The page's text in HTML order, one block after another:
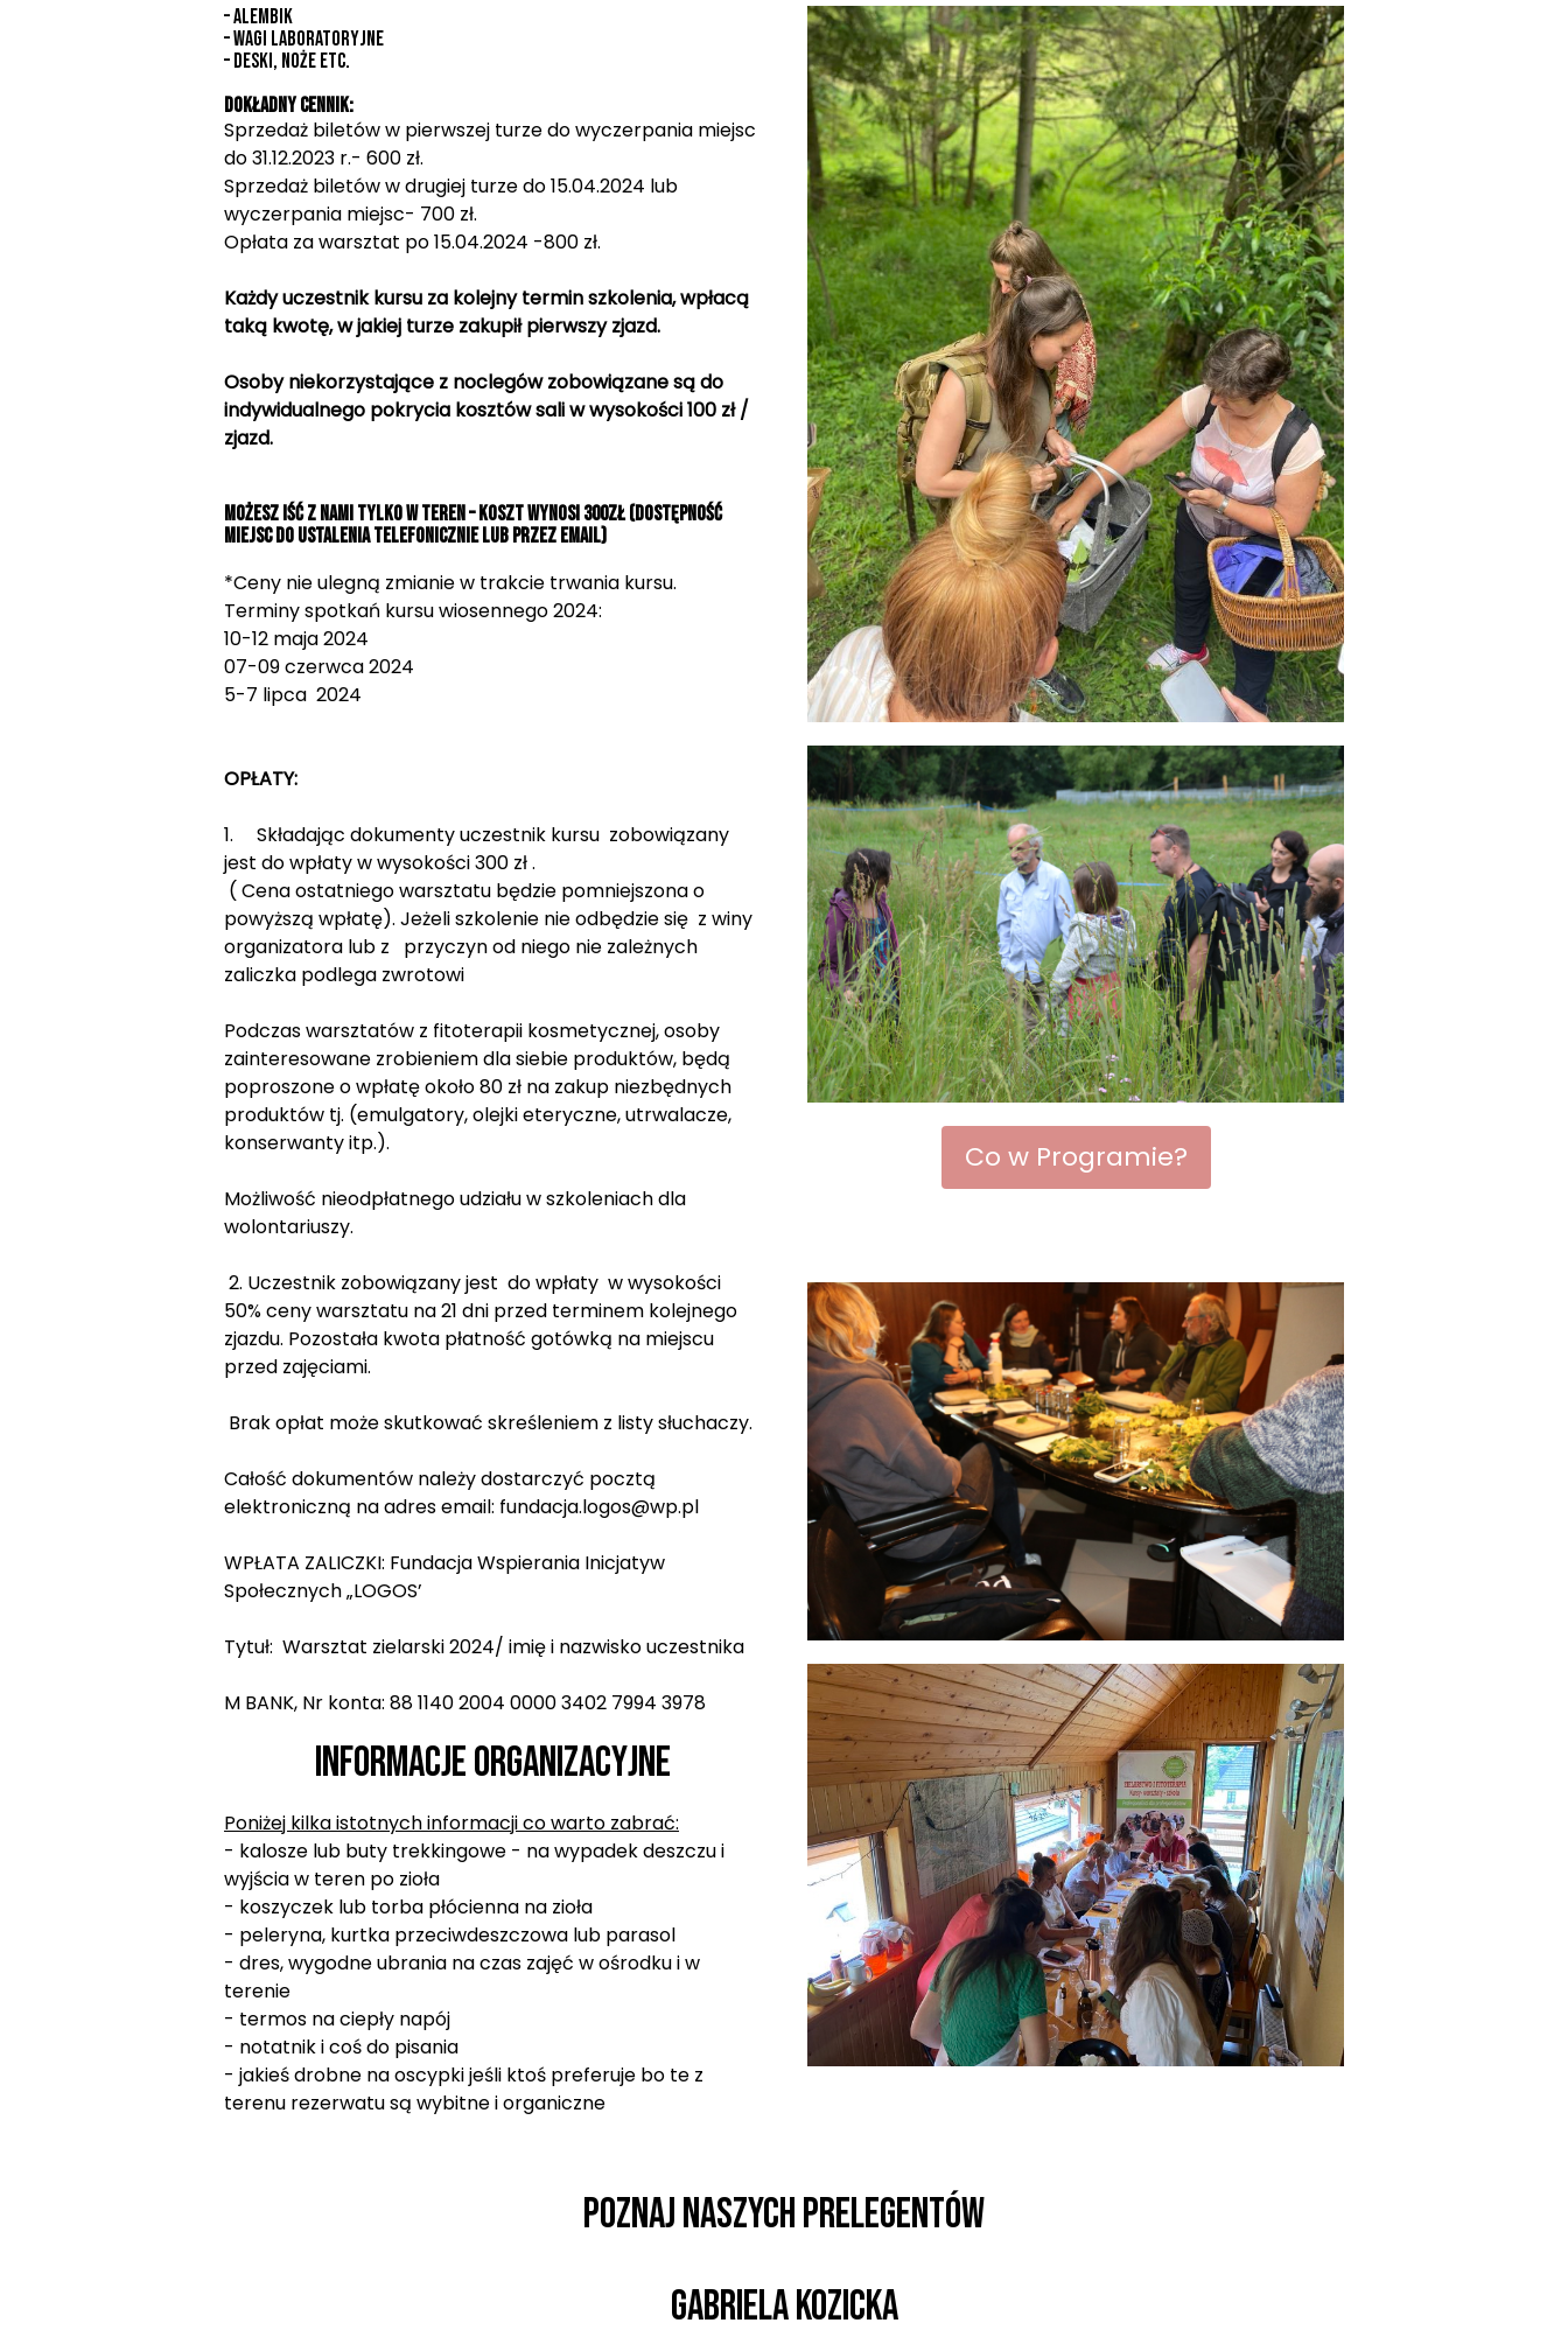
– alembik
– wagi laboratoryjne
– deski, noże etc.
Dokładny cennik:
Sprzedaż biletów w pierwszej turze do wyczerpania miejsc
do 31.12.2023 r.- 600 zł.
Sprzedaż biletów w drugiej turze do 15.04.2024 lub
wyczerpania miejsc- 700 zł.
Opłata za warsztat po 15.04.2024 -800 zł.
Każdy uczestnik kursu za kolejny termin szkolenia, wpłacą
taką kwotę, w jakiej turze zakupił pierwszy zjazd.
Osoby niekorzystające z noclegów zobowiązane są do
indywidualnego pokrycia kosztów sali w wysokości 100 zł /
zjazd.
Możesz iść z nami tylko w teren – koszt wynosi 300zł (dostępność
miejsc do ustalenia telefonicznie lub przez email)
*Ceny nie ulegną zmianie w trakcie trwania kursu.
Terminy spotkań kursu wiosennego 2024:
10-12 maja 2024
07-09 czerwca 2024
5-7 lipca 2024
OPŁATY:
1. Składając dokumenty uczestnik kursu zobowiązany
jest do wpłaty w wysokości 300 zł .
( Cena ostatniego warsztatu będzie pomniejszona o
powyższą wpłatę). Jeżeli szkolenie nie odbędzie się z winy
organizatora lub z przyczyn od niego nie zależnych
zaliczka podlega zwrotowi
Podczas warsztatów z fitoterapii kosmetycznej, osoby
zainteresowane zrobieniem dla siebie produktów, będą
poproszone o wpłatę około 80 zł na zakup niezbędnych
produktów tj. (emulgatory, olejki eteryczne, utrwalacze,
konserwanty itp.).
Możliwość nieodpłatnego udziału w szkoleniach dla
wolontariuszy.
2. Uczestnik zobowiązany jest do wpłaty w wysokości
50% ceny warsztatu na 21 dni przed terminem kolejnego
zjazdu. Pozostała kwota płatność gotówką na miejscu
przed zajęciami.
Brak opłat może skutkować skreśleniem z listy słuchaczy.
Całość dokumentów należy dostarczyć pocztą
elektroniczną na adres email: fundacja.logos@wp.pl
WPŁATA ZALICZKI: Fundacja Wspierania Inicjatyw
Społecznych „LOGOS’
Tytuł: Warsztat zielarski 2024/ imię i nazwisko uczestnika
M BANK, Nr konta: 88 1140 2004 0000 3402 7994 3978
Informacje organizacyjne
Poniżej kilka istotnych informacji co warto zabrać:
- kalosze lub buty trekkingowe - na wypadek deszczu i
wyjścia w teren po zioła
- koszyczek lub torba płócienna na zioła
- peleryna, kurtka przeciwdeszczowa lub parasol
- dres, wygodne ubrania na czas zajęć w ośrodku i w
terenie
- termos na ciepły napój
- notatnik i coś do pisania
- jakieś drobne na oscypki jeśli ktoś preferuje bo te z
terenu rezerwatu są wybitne i organiczne
Co w Programie?
POZNAJ NASZYCH PRELEGENTÓW
Gabriela Kozicka